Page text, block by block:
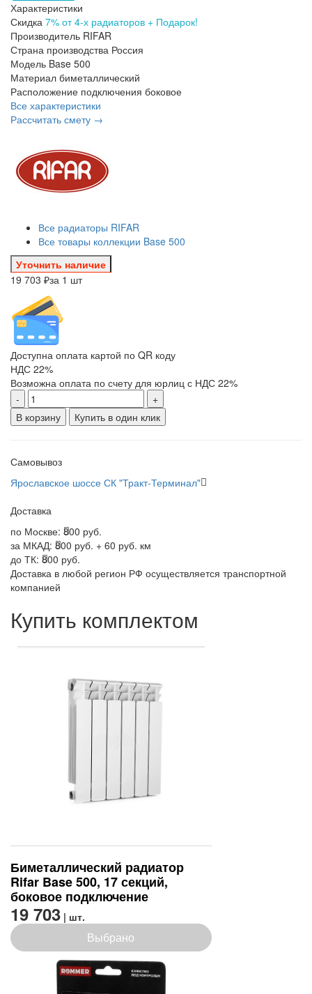
Характеристики
Скидка 7% от 4-х радиаторов + Подарок!
Производитель RIFAR
Страна производства Россия
Модель Base 500
Материал биметаллический
Расположение подключения боковое
Все характеристики
Рассчитать смету →
Все радиаторы RIFAR
Все товары коллекции Base 500
Уточнить наличие
19 703 ₽за 1 шт
Доступна оплата картой по QR коду
НДС 22%
Возможна оплата по счету для юрлиц с НДС 22%
-
+
В корзину
Купить в один клик
Самовывоз
Ярославское шоссе СК "Тракт-Терминал"
Доставка
по Москве: 800 руб.
за МКАД: 800 руб. + 60 руб. км
до ТК: 800 руб.
Доставка в любой регион РФ осуществляется транспортной
компанией
Купить комплектом
Биметаллический радиатор
Rifar Base 500, 17 секций,
боковое подключение
19 703 | шт.
Выбрано